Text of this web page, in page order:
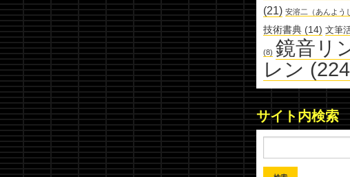
(21) 安溶二（あんよう
技術書典 (14) 文筆
(8) 鏡音リ
レン
サイト内検索